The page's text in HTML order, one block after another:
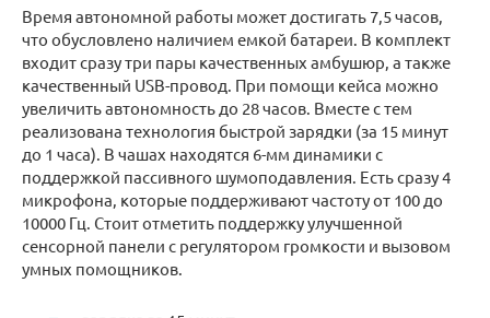
Время автономной работы может достигать 7,5 часов,
что обусловлено наличием емкой батареи. В комплект
входит сразу три пары качественных амбушюр, а также
качественный USB-провод. При помощи кейса можно
увеличить автономность до 28 часов. Вместе с тем
реализована технология быстрой зарядки (за 15 минут
до 1 часа). В чашах находятся 6-мм динамики с
поддержкой пассивного шумоподавления. Есть сразу 4
микрофона, которые поддерживают частоту от 100 до
10000 Гц. Стоит отметить поддержку улучшенной
сенсорной панели с регулятором громкости и вызовом
умных помощников.